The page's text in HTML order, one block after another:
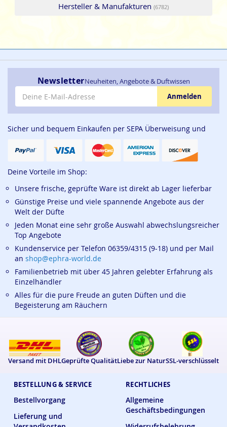
Hersteller & Manufakturen (6782)
BESTELLUNG & SERVICE
Bestellvorgang
Lieferung und
RECHTLICHES
Allgemeine
Geschäftsbedingungen
NewsletterNeuheiten, Angebote & Duftwissen
E-Mail-Adresse
Anmelden
Sicher und bequem Einkaufen per SEPA Überweisung und
Deine Vorteile im Shop:
Unsere frische, geprüfte Ware ist direkt ab Lager lieferbar
Günstige Preise und viele spannende Angebote aus der
Welt der Düfte
Jeden Monat eine sehr große Auswahl abwechslungsreicher
Top Angebote
Kundenservice per Telefon 06359/4315 (9-18) und per Mail
an shop@ephra-world.de
Familienbetrieb mit über 45 Jahren gelebter Erfahrung als
Einzelhändler
Alles für die pure Freude an guten Düften und die
Begeisterung am Räuchern
Versand mit DHLGeprüfte QualitätLiebe zur NaturSSL-verschlüsselt